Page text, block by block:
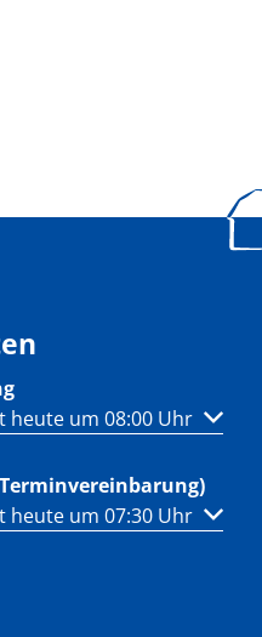
oder
heute um 08:00 Uhr
oder
heute um 07:30 Uhr